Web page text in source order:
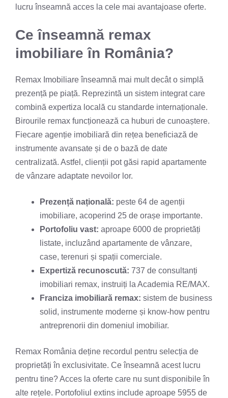
lucru înseamnă acces la cele mai avantajoase oferte.
Ce înseamnă remax
imobiliare în România?
Remax Imobiliare înseamnă mai mult decât o simplă
prezență pe piață. Reprezintă un sistem integrat care
combină expertiza locală cu standarde internaționale.
Birourile remax funcționează ca huburi de cunoaștere.
Fiecare agenție imobiliară din rețea beneficiază de
instrumente avansate și de o bază de date
centralizată. Astfel, clienții pot găsi rapid apartamente
de vânzare adaptate nevoilor lor.
Prezență națională: peste 64 de agenții
imobiliare, acoperind 25 de orașe importante.
Portofoliu vast: aproape 6000 de proprietăți
listate, incluzând apartamente de vânzare,
case, terenuri și spații comerciale.
Expertiză recunoscută: 737 de consultanți
imobiliari remax, instruiți la Academia RE/MAX.
Franciza imobiliară remax: sistem de business
solid, instrumente moderne și know-how pentru
antreprenorii din domeniul imobiliar.
Remax România deține recordul pentru selecția de
proprietăți în exclusivitate. Ce înseamnă acest lucru
pentru tine? Acces la oferte care nu sunt disponibile în
alte rețele. Portofoliul extins include aproape 5955 de